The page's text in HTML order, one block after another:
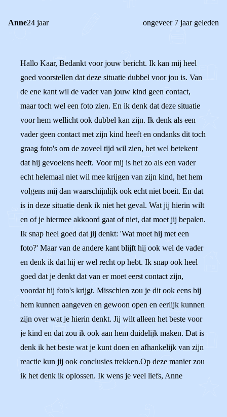
Anne24 jaar ongeveer 7 jaar geleden
Hallo Kaar, Bedankt voor jouw bericht. Ik kan mij heel
goed voorstellen dat deze situatie dubbel voor jou is. Van
de ene kant wil de vader van jouw kind geen contact,
maar toch wel een foto zien. En ik denk dat deze situatie
voor hem wellicht ook dubbel kan zijn. Ik denk als een
vader geen contact met zijn kind heeft en ondanks dit toch
graag foto's om de zoveel tijd wil zien, het wel betekent
dat hij gevoelens heeft. Voor mij is het zo als een vader
echt helemaal niet wil mee krijgen van zijn kind, het hem
volgens mij dan waarschijnlijk ook echt niet boeit. En dat
is in deze situatie denk ik niet het geval. Wat jij hierin wilt
en of je hiermee akkoord gaat of niet, dat moet jij bepalen.
Ik snap heel goed dat jij denkt: 'Wat moet hij met een
foto?' Maar van de andere kant blijft hij ook wel de vader
en denk ik dat hij er wel recht op hebt. Ik snap ook heel
goed dat je denkt dat van er moet eerst contact zijn,
voordat hij foto's krijgt. Misschien zou je dit ook eens bij
hem kunnen aangeven en gewoon open en eerlijk kunnen
zijn over wat je hierin denkt. Jij wilt alleen het beste voor
je kind en dat zou ik ook aan hem duidelijk maken. Dat is
denk ik het beste wat je kunt doen en afhankelijk van zijn
reactie kun jij ook conclusies trekken.Op deze manier zou
ik het denk ik oplossen. Ik wens je veel liefs, Anne